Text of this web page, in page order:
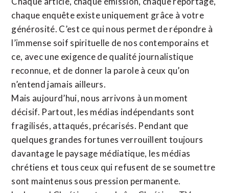
chaque enquête existe uniquement grâce à votre
générosité. C’est ce qui nous permet de répondre à
l’immense soif spirituelle de nos contemporains et
ce, avec une exigence de qualité journalistique
reconnue, et de donner la parole à ceux qu’on
n’entend jamais ailleurs.
Mais aujourd’hui, nous arrivons à un moment
décisif. Partout, les médias indépendants sont
fragilisés, attaqués, précarisés. Pendant que
quelques grandes fortunes verrouillent toujours
davantage le paysage médiatique, les médias
chrétiens et tous ceux qui refusent de se soumettre
sont maintenus sous pression permanente.